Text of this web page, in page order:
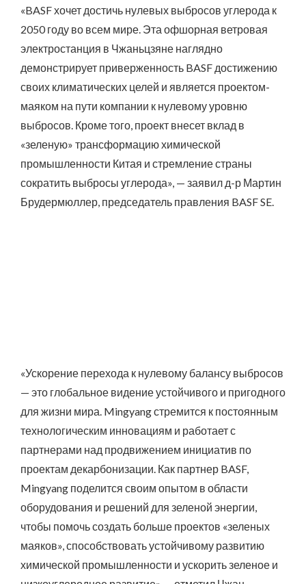
«BASF хочет достичь нулевых выбросов углерода к
2050 году во всем мире. Эта офшорная ветровая
электростанция в Чжаньцзяне наглядно
демонстрирует приверженность BASF достижению
своих климатических целей и является проектом-
маяком на пути компании к нулевому уровню
выбросов. Кроме того, проект внесет вклад в
«зеленую» трансформацию химической
промышленности Китая и стремление страны
сократить выбросы углерода», — заявил д-р Мартин
Брудермюллер, председатель правления BASF SE.
«Ускорение перехода к нулевому балансу выбросов
— это глобальное видение устойчивого и пригодного
для жизни мира. Mingyang стремится к постоянным
технологическим инновациям и работает с
партнерами над продвижением инициатив по
проектам декарбонизации. Как партнер BASF,
Mingyang поделится своим опытом в области
оборудования и решений для зеленой энергии,
чтобы помочь создать больше проектов «зеленых
маяков», способствовать устойчивому развитию
химической промышленности и ускорить зеленое и